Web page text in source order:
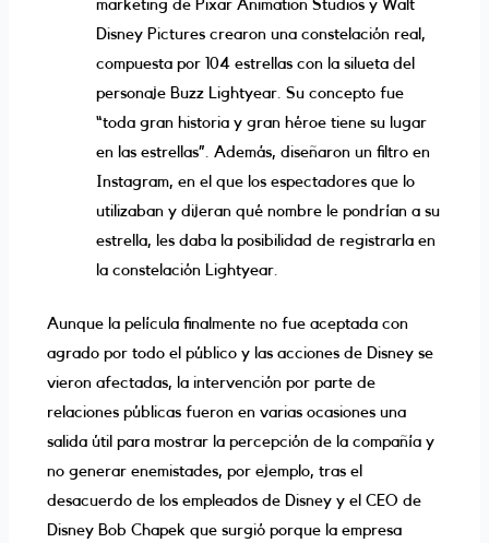
marketing de Pixar Animation Studios y Walt
Disney Pictures crearon una constelación real,
compuesta por 104 estrellas con la silueta del
personaje Buzz Lightyear. Su concepto fue
“toda gran historia y gran héroe tiene su lugar
en las estrellas”. Además, diseñaron un filtro en
Instagram, en el que los espectadores que lo
utilizaban y dijeran qué nombre le pondrían a su
estrella, les daba la posibilidad de registrarla en
la constelación Lightyear.
Aunque la película finalmente no fue aceptada con
agrado por todo el público y las acciones de Disney se
vieron afectadas, la intervención por parte de
relaciones públicas fueron en varias ocasiones una
salida útil para mostrar la percepción de la compañía y
no generar enemistades, por ejemplo, tras el
desacuerdo de los empleados de Disney y el CEO de
Disney Bob Chapek que surgió porque la empresa